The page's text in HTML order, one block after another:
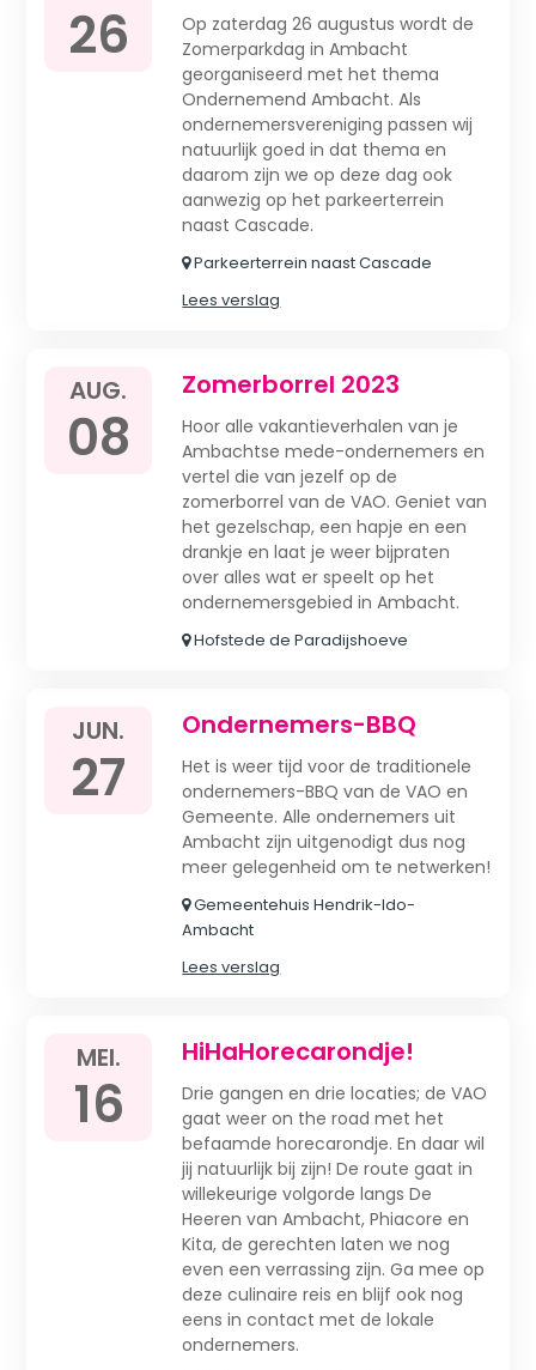
26
Op zaterdag 26 augustus wordt de
Zomerparkdag in Ambacht
georganiseerd met het thema
Ondernemend Ambacht. Als
ondernemersvereniging passen wij
natuurlijk goed in dat thema en
daarom zijn we op deze dag ook
aanwezig op het parkeerterrein
naast Cascade.
Parkeerterrein naast Cascade
Lees verslag
AUG.
08
Zomerborrel 2023
Hoor alle vakantieverhalen van je
Ambachtse mede-ondernemers en
vertel die van jezelf op de
zomerborrel van de VAO. Geniet van
het gezelschap, een hapje en een
drankje en laat je weer bijpraten
over alles wat er speelt op het
ondernemersgebied in Ambacht.
Hofstede de Paradijshoeve
JUN.
27
Ondernemers-BBQ
Het is weer tijd voor de traditionele
ondernemers-BBQ van de VAO en
Gemeente. Alle ondernemers uit
Ambacht zijn uitgenodigt dus nog
meer gelegenheid om te netwerken!
Gemeentehuis Hendrik-Ido-
Ambacht
Lees verslag
MEI.
16
HiHaHorecarondje!
Drie gangen en drie locaties; de VAO
gaat weer on the road met het
befaamde horecarondje. En daar wil
jij natuurlijk bij zijn! De route gaat in
willekeurige volgorde langs De
Heeren van Ambacht, Phiacore en
Kita, de gerechten laten we nog
even een verrassing zijn. Ga mee op
deze culinaire reis en blijf ook nog
eens in contact met de lokale
ondernemers.